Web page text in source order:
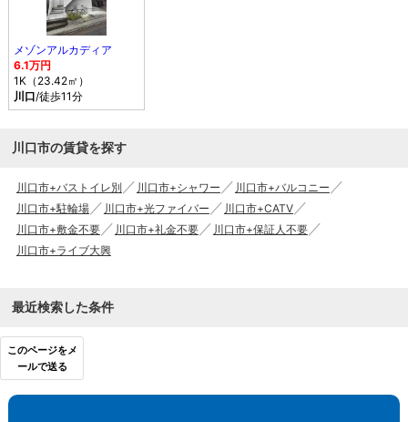
メゾンアルカディア
6.1万円
1K（23.42㎡）
川口/徒歩11分
川口市の賃貸を探す
川口市+バストイレ別 川口市+シャワー
川口市+バルコニー
川口市+駐輪場
川口市+光ファイバー
川口市+CATV
川口市+敷金不要
川口市+礼金不要
川口市+保証人不要
川口市+ライブ大興
最近検索した条件
このページをメ
ールで送る